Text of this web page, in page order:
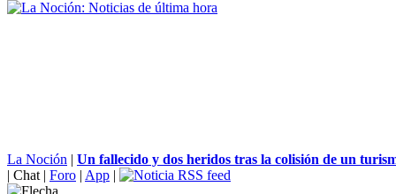
La Noción | Un fallecido y dos heridos tras la colisión de un
| Chat | Foro | App |